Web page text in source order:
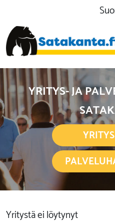
YRITYS- JA
Yritystä ei löytynyt